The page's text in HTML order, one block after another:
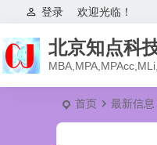
欢迎光临！
登录
北京知点科
首页 最新信息